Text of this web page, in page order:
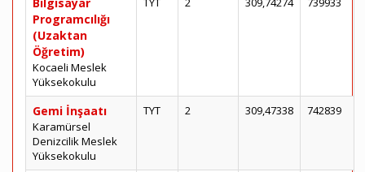
Programcılığı
(Uzaktan
Öğretim)
Kocaeli Meslek
Yüksekokulu
Gemi İnşaatı
Karamürsel
Denizcilik Meslek
Yüksekokulu
TYT 2 309,47338 742839